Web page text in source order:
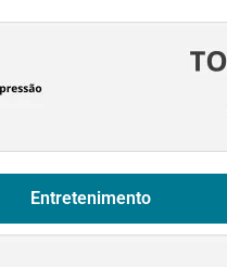
Entretenimento